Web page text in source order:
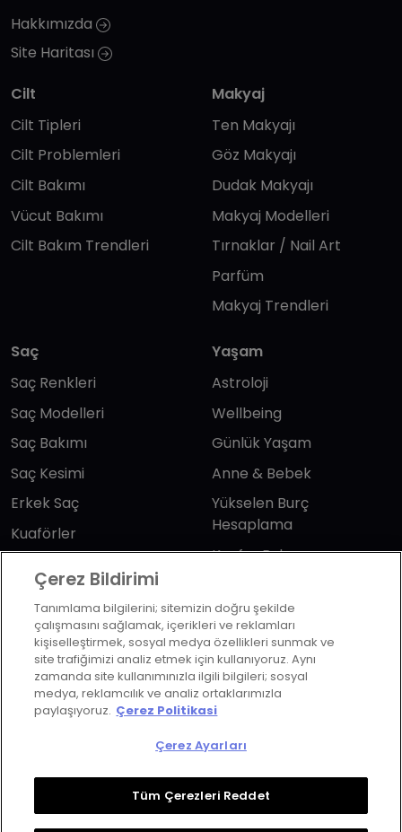
Hakkımızda
Site Haritası
Cilt
Cilt Tipleri
Cilt Problemleri
Cilt Bakımı
Vücut Bakımı
Cilt Bakım Trendleri
Makyaj
Ten Makyajı
Göz Makyajı
Dudak Makyajı
Makyaj Modelleri
Tırnaklar / Nail Art
Parfüm
Makyaj Trendleri
Saç
Saç Renkleri
Saç Modelleri
Saç Bakımı
Saç Kesimi
Erkek Saç
Kuaförler
Yaşam
Astroloji
Wellbeing
Günlük Yaşam
Anne & Bebek
Yükselen Burç
Hesaplama
Kuafor Bulma
Bizi takip edin
KVKK Başvuru Formu
Kullanım Şart ve Koşulları
Çerez Politikası
Çerez Ayarları
Çerez Bildirimi
Tanımlama bilgilerini; sitemizin doğru şekilde
çalışmasını sağlamak, içerikleri ve reklamları
kişiselleştirmek, sosyal medya özellikleri sunmak ve
site trafiğimizi analiz etmek için kullanıyoruz. Aynı
zamanda site kullanımınızla ilgili bilgileri; sosyal
medya, reklamcılık ve analiz ortaklarımızla
paylaşıyoruz. Çerez Politikasi
Çerez Ayarları
Tüm Çerezleri Reddet